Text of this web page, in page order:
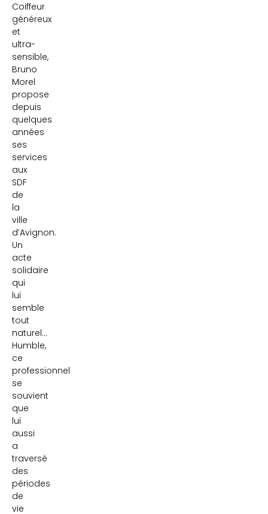
Coiffeur
généreux
et
ultra-
sensible,
Bruno
Morel
propose
depuis
quelques
années
ses
services
aux
SDF
de
la
ville
d’Avignon.
Un
acte
solidaire
qui
lui
semble
tout
naturel…
Humble,
ce
professionnel
se
souvient
que
lui
aussi
a
traversé
des
périodes
de
vie